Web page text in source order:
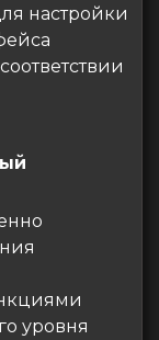
настройки
уровня